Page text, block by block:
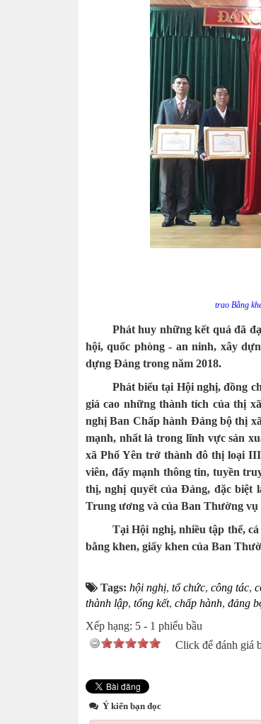
trao Bằng
Phát huy những kết quả đã
hội, quốc phòng - an ninh, xây
dựng Đảng trong năm 2018.
Phát biểu tại Hội nghị, đồng
giá cao những thành tích của thị
nghị Ban Chấp hành Đảng bộ thị
mạnh, nhất là trong lĩnh vực sản
xã Phổ Yên trở thành đô thị loại
viên, đẩy mạnh thông tin, tuyền
thị, nghị quyết của Đảng, đặc biệt
Trung ương và của Ban Thường
Tại Hội nghị, nhiều tập thể,
bằng khen, giấy khen của Ban
Tags: hội nghị, tổ chức, công tác,
thành lập, tổng kết, chấp hành, đảng
Xếp hạng: 5 - 1 phiếu bầu
Click để đánh giá
Ý kiến bạn đọc